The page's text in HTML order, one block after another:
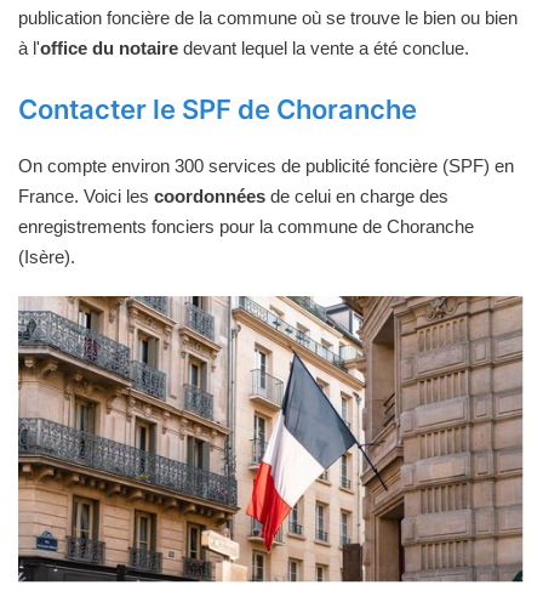
publication foncière de la commune où se trouve le bien ou bien
à l'office du notaire devant lequel la vente a été conclue.
Contacter le SPF de Choranche
On compte environ 300 services de publicité foncière (SPF) en
France. Voici les coordonnées de celui en charge des
enregistrements fonciers pour la commune de Choranche
(Isère).